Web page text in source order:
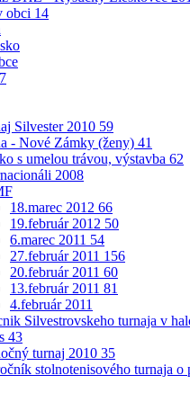
obci 14
7
Silvester 2010 59
- Nové Zámky (ženy) 41
s umelou trávou, výstavba 62
2008
18.marec 2012 66
19.február 2012 50
6.marec 2011 54
27.február 2011 156
20.február 2011 60
13.február 2011 81
4.február 2011
Silvestrovskeho turnaja v
43
turnaj 2010 35
stolnotenisového turnaja